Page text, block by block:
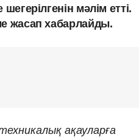
мәлім етті.
жасап хабарлайды.
ақауларға